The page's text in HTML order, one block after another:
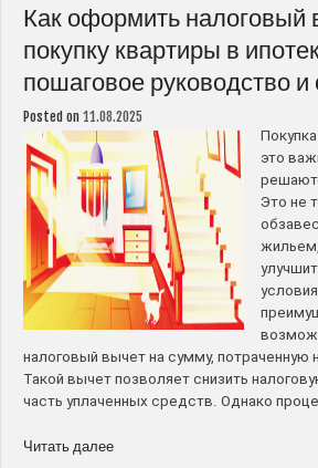
Как оформить налоговый
покупку квартиры в
пошаговое руководство и
Posted on 11.08.2025
это
Это не
налоговый вычет на сумму, потраченную
Такой вычет позволяет снизить
часть уплаченных средств. Однако
Читать далее“Как